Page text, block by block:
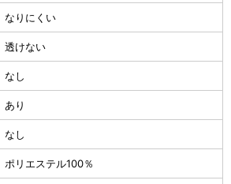
なりにくい
透けない
なし
あり
なし
ポリエステル100％